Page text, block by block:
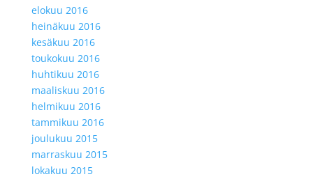
elokuu 2016
heinäkuu 2016
kesäkuu 2016
toukokuu 2016
huhtikuu 2016
maaliskuu 2016
helmikuu 2016
tammikuu 2016
joulukuu 2015
marraskuu 2015
lokakuu 2015